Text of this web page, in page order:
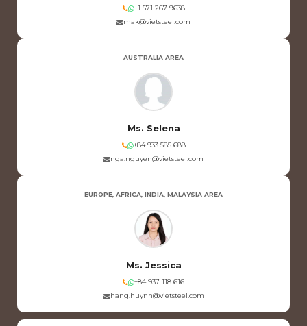
+1 571 267 9638
mak@vietsteel.com
AUSTRALIA AREA
Ms. Selena
+84 933 585 688
nga.nguyen@vietsteel.com
EUROPE, AFRICA, INDIA, MALAYSIA AREA
Ms. Jessica
+84 937 118 616
hang.huynh@vietsteel.com